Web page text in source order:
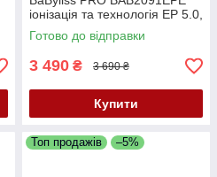
іонізація та технологія EP 5.0,
28 мм, 150–230°C
Готово до відправки
3 490 ₴ 3 690 ₴
Купити
Топ продажів –5%